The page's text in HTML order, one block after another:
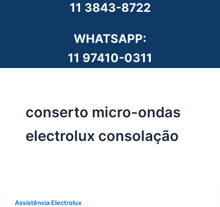
11 3843-8722
WHATSAPP:
11 97410-0311
conserto micro-ondas
electrolux consolação
Assistência Electrolux